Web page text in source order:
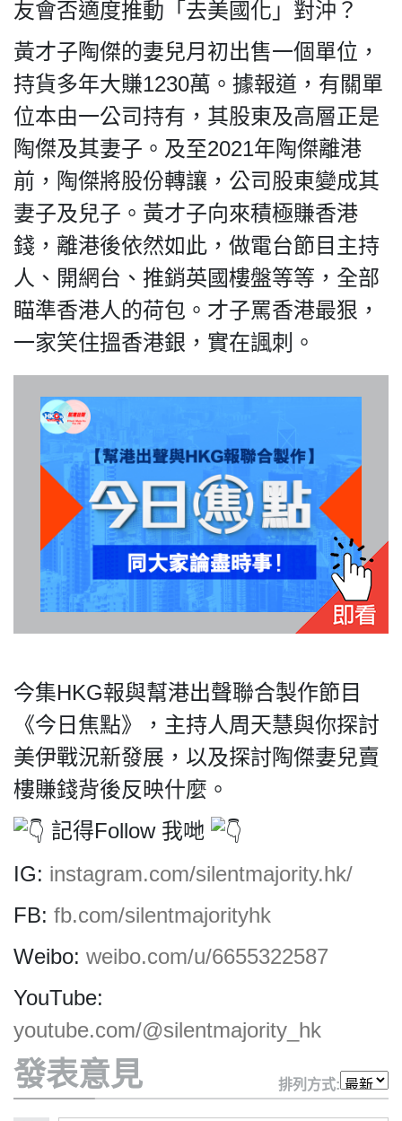
我們的立場
登記支持
聯絡我們
2018
For
HK.
rights
reserved.
友會否適度推動「去美國化」對沖？
黃才子陶傑的妻兒月初出售一個單位，
持貨多年大賺1230萬。據報道，有關單
位本由一公司持有，其股東及高層正是
陶傑及其妻子。及至2021年陶傑離港
前，陶傑將股份轉讓，公司股東變成其
妻子及兒子。黃才子向來積極賺香港
錢，離港後依然如此，做電台節目主持
人、開網台、推銷英國樓盤等等，全部
瞄準香港人的荷包。才子罵香港最狠，
一家笑住搵香港銀，實在諷刺。
今集HKG報與幫港出聲聯合製作節目
《今日焦點》，主持人周天慧與你探討
美伊戰況新發展，以及探討陶傑妻兒賣
樓賺錢背後反映什麼。
記得Follow 我哋
IG: instagram.com/silentmajority.hk/
FB: fb.com/silentmajorityhk
Weibo: weibo.com/u/6655322587
YouTube:
youtube.com/@silentmajority_hk
發表意見 排列方式: